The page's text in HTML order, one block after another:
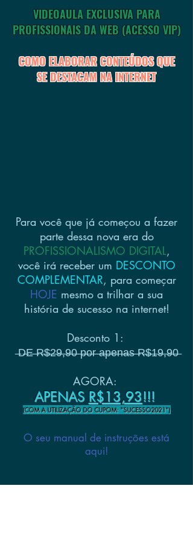
VIDEOAULA EXCLUSIVA PARA
PROFISSIONAIS DA WEB (ACESSO VIP)
COMO ELABORAR CONTEÚDOS QUE
SE DESTACAM NA INTERNET
Para você que já começou a fazer
parte dessa nova era do
PROFISSIONALISMO DIGITAL,
você irá receber um DESCONTO
COMPLEMENTAR, para começar
HOJE mesmo a trilhar a sua
história de sucesso na internet!
Desconto 1:
̶D̶E̶ ̶R̶$̶2̶9̶,̶9̶0̶ ̶p̶o̶r̶ ̶a̶p̶e̶n̶a̶s̶ ̶R̶$̶1̶9̶,̶9̶0̶
AGORA:
APENAS R$13,93!!!
(COM A UTILIZAÇÃO DO CUPOM: "SUCESSO2021")
O seu manual de instruções está
aqui!